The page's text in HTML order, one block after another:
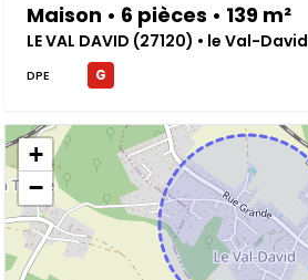
Maison • 6 pièces • 139 m²
LE VAL DAVID (27120) • le Val-David
DPE G
+
−